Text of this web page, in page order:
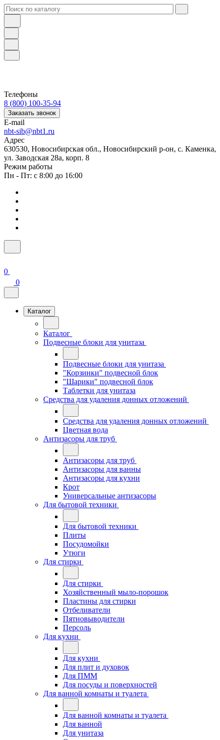
Телефоны
8 (800) 100-35-94
Заказать звонок
E-mail
nbt-sib@nbt1.ru
Адрес
630530, Новосибирская обл., Новосибирский р-он, с. Каменка,
ул. Заводская 28а, корп. 8
Режим работы
Пн - Пт: с 8:00 до 16:00
0
0
Каталог
Каталог
Подвесные блоки для унитаза
Подвесные блоки для унитаза
"Корзинки" подвесной блок
"Шарики" подвесной блок
Таблетки для унитаза
Средства для удаления донных отложений
Средства для удаления донных отложений
Цветная вода
Антизасоры для труб
Антизасоры для труб
Антизасоры для ванны
Антизасоры для кухни
Крот
Универсальные антизасоры
Для бытовой техники
Для бытовой техники
Плиты
Посудомойки
Утюги
Для стирки
Для стирки
Хозяйственный мыло-порошок
Пластины для стирки
Отбеливатели
Пятновыводители
Персоль
Для кухни
Для кухни
Для плит и духовок
Для ПММ
Для посуды и поверхностей
Для ванной комнаты и туалета
Для ванной комнаты и туалета
Для ванной
Для унитаза